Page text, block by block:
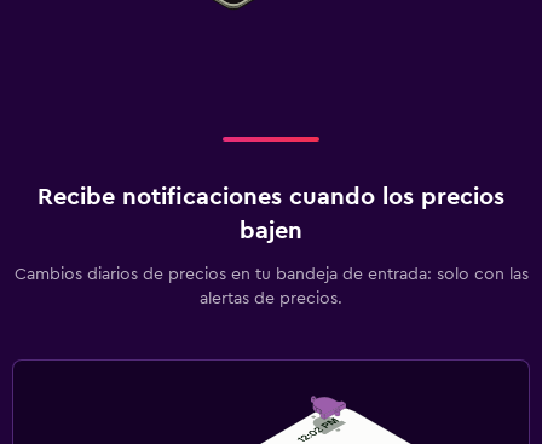
Recibe notificaciones cuando los precios
bajen
Cambios diarios de precios en tu bandeja de entrada: solo con las
alertas de precios.